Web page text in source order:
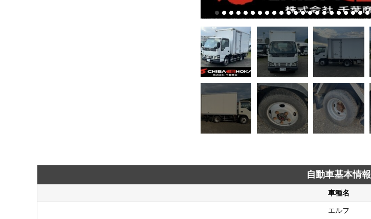
自動車基本情報
車種名
エルフ